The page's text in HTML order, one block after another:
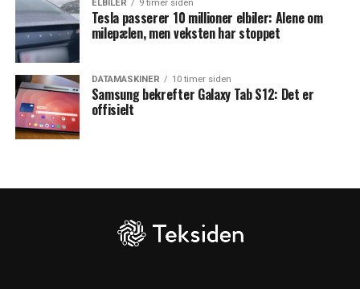
ELBILER 9 timer siden
Tesla passerer 10 millioner elbiler: Alene om
milepælen, men veksten har stoppet
DATAMASKINER 10 timer siden
Samsung bekrefter Galaxy Tab S12: Det er
offisielt